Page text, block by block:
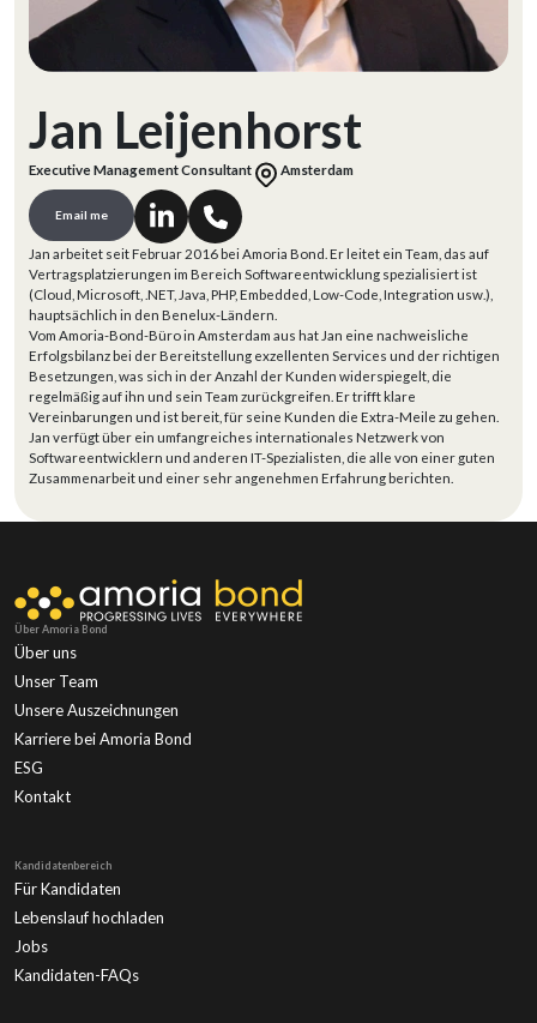
Jan Leijenhorst
Executive Management Consultant Amsterdam
Email me
Jan arbeitet seit Februar 2016 bei Amoria Bond. Er leitet ein Team, das auf
Vertragsplatzierungen im Bereich Softwareentwicklung spezialisiert ist
(Cloud, Microsoft, .NET, Java, PHP, Embedded, Low-Code, Integration usw.),
hauptsächlich in den Benelux-Ländern.
Vom Amoria-Bond-Büro in Amsterdam aus hat Jan eine nachweisliche
Erfolgsbilanz bei der Bereitstellung exzellenten Services und der richtigen
Besetzungen, was sich in der Anzahl der Kunden widerspiegelt, die
regelmäßig auf ihn und sein Team zurückgreifen. Er trifft klare
Vereinbarungen und ist bereit, für seine Kunden die Extra-Meile zu gehen.
Jan verfügt über ein umfangreiches internationales Netzwerk von
Softwareentwicklern und anderen IT-Spezialisten, die alle von einer guten
Zusammenarbeit und einer sehr angenehmen Erfahrung berichten.
Über Amoria Bond
Über uns
Unser Team
Unsere Auszeichnungen
Karriere bei Amoria Bond
ESG
Kontakt
Kandidatenbereich
Für Kandidaten
Lebenslauf hochladen
Jobs
Kandidaten-FAQs